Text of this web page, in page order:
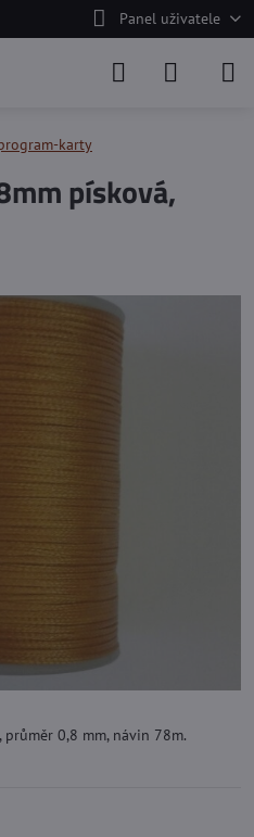
Panel uživatele
karty
písková,
0,8 mm, návin 78m.